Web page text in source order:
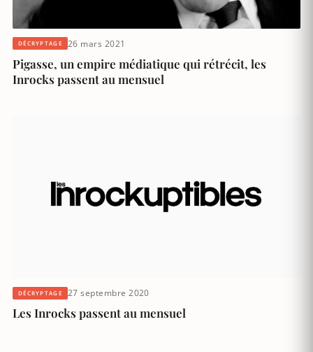
DÉCRYPTAGE 26 mars 2021
Pigasse, un empire médiatique qui rétrécit, les
Inrocks passent au mensuel
DÉCRYPTAGE 27 septembre 2020
Les Inrocks passent au mensuel